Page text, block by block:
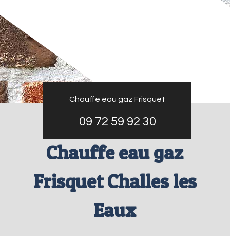
Chauffe eau gaz Frisquet
09 72 59 92 30
Chauffe eau gaz
Frisquet Challes les
Eaux